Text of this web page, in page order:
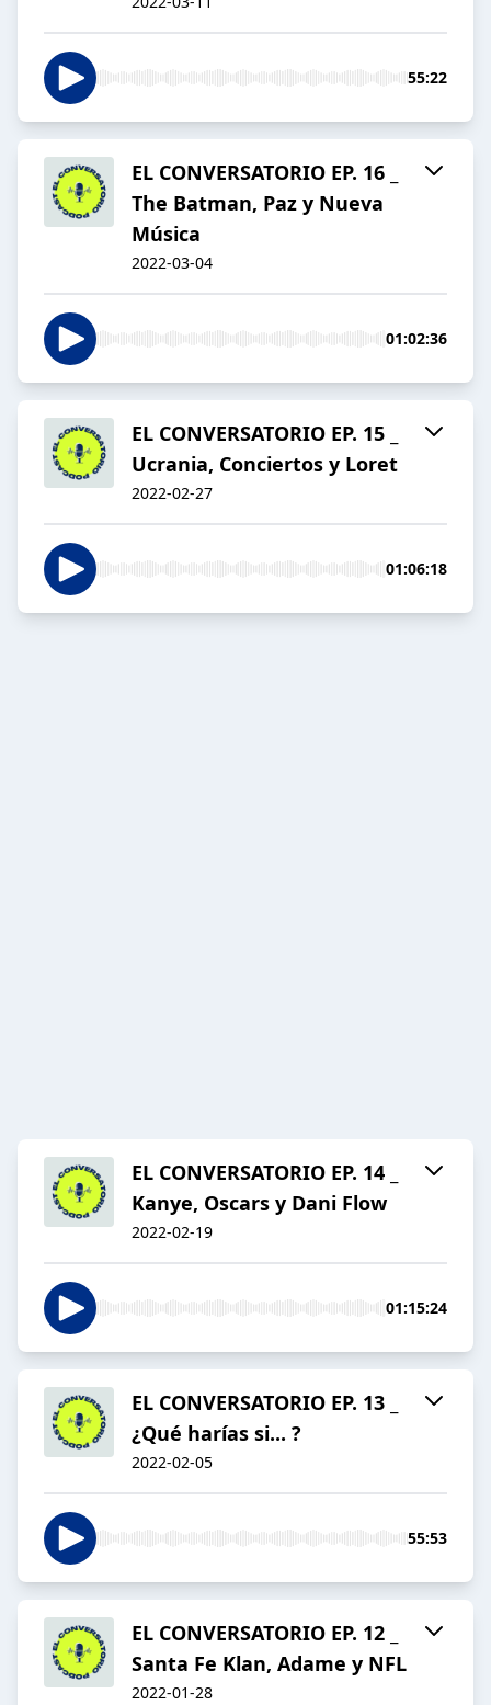
55:22
EL CONVERSATORIO EP. 16 _
The Batman, Paz y Nueva
Música
2022-03-04
01:02:36
EL CONVERSATORIO EP. 15 _
Ucrania, Conciertos y Loret
2022-02-27
01:06:18
EL CONVERSATORIO EP. 14 _
Kanye, Oscars y Dani Flow
2022-02-19
01:15:24
EL CONVERSATORIO EP. 13 _
¿Qué harías si... ?
2022-02-05
55:53
EL CONVERSATORIO EP. 12 _
Santa Fe Klan, Adame y NFL
2022-01-28